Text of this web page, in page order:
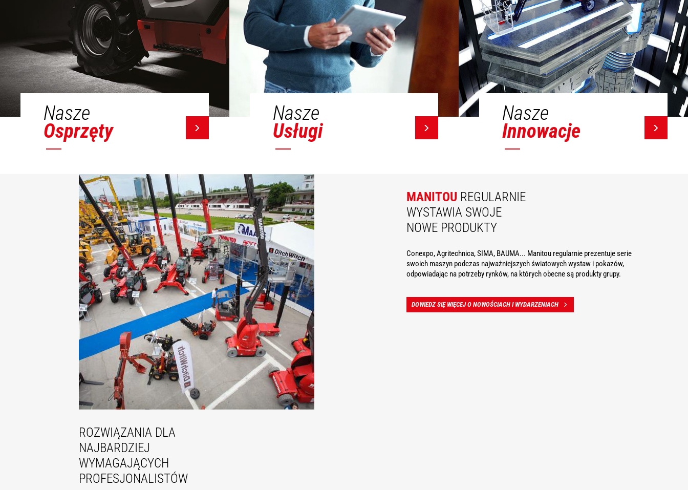
Nasze
Osprzęty
Nasze
Usługi
Nasze
Innowacje
MANITOU REGULARNIE
WYSTAWIA SWOJE
NOWE PRODUKTY
Conexpo, Agritechnica, SIMA, BAUMA... Manitou regularnie prezentuje serie
swoich maszyn podczas najważniejszych światowych wystaw i pokazów,
odpowiadając na potrzeby rynków, na których obecne są produkty grupy.
DOWIEDZ SIĘ WIĘCEJ O NOWOŚCIACH I WYDARZENIACH
ROZWIĄZANIA DLA
NAJBARDZIEJ
WYMAGAJĄCYCH
PROFESJONALISTÓW